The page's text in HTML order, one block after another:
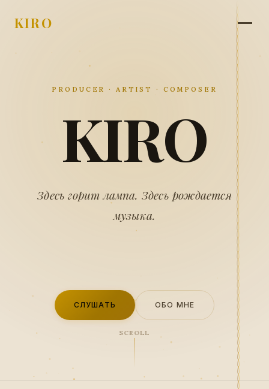
KIRO
PRODUCER · ARTIST · COMPOSER
KIRO
Здесь горит лампа. Здесь рождается
музыка.
СЛУШАТЬ ОБО МНЕ
SCROLL